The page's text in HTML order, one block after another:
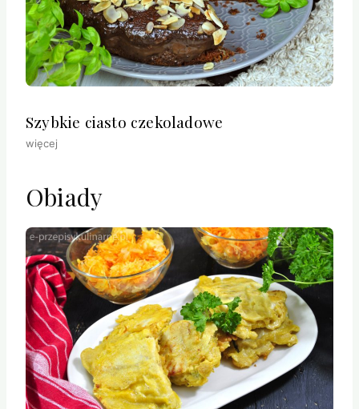
Szybkie ciasto czekoladowe
więcej
Obiady